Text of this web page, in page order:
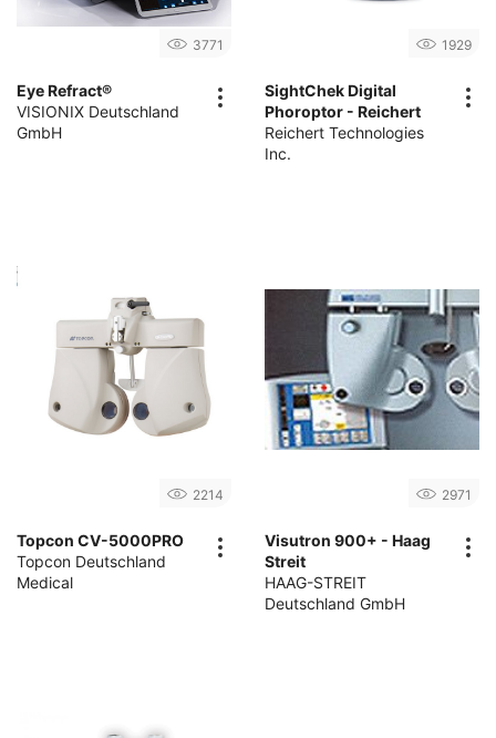
3771
Eye Refract®
VISIONIX Deutschland
GmbH
1929
SightChek Digital
Phoroptor - Reichert
Reichert Technologies
Inc.
2214
Topcon CV-5000PRO
Topcon Deutschland
Medical
2971
Visutron 900+ - Haag
Streit
HAAG-STREIT
Deutschland GmbH